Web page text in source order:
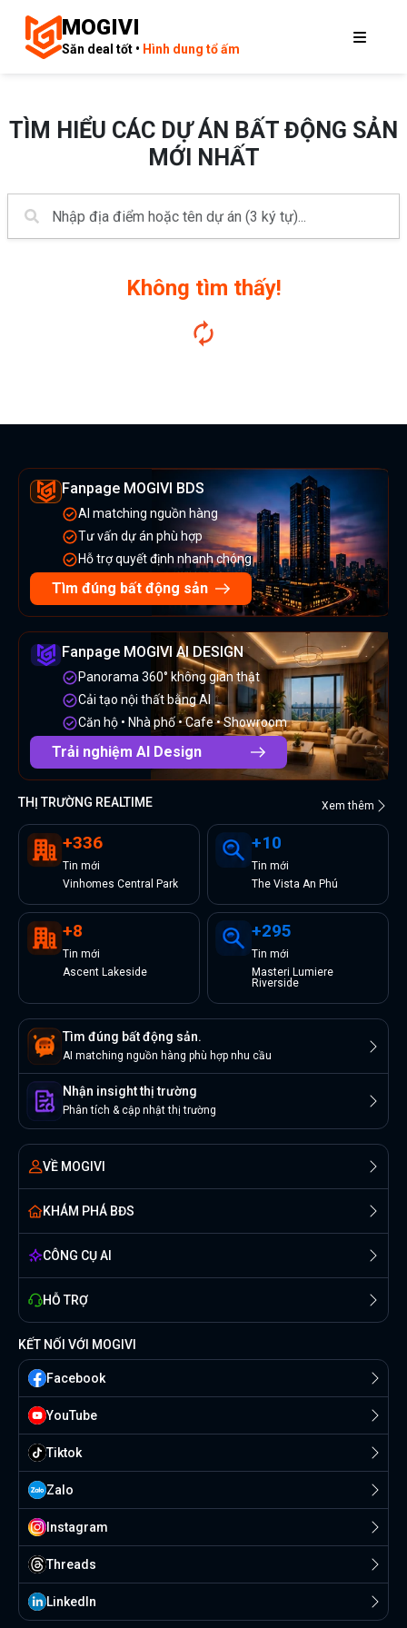
MOGIVI
Săn deal tốt • Hình dung tổ ấm
TÌM HIỂU CÁC DỰ ÁN BẤT ĐỘNG SẢN
MỚI NHẤT
Không tìm thấy!
Fanpage MOGIVI BDS
AI matching nguồn hàng
Tư vấn dự án phù hợp
Hỗ trợ quyết định nhanh chóng
Tìm đúng bất động sản
Fanpage MOGIVI AI DESIGN
Panorama 360° không gian thật
Cải tạo nội thất bằng AI
Căn hộ • Nhà phố • Cafe • Showroom
Trải nghiệm AI Design
THỊ TRƯỜNG REALTIME Xem thêm
+336
Tin mới
Vinhomes Central Park
+10
Tin mới
The Vista An Phú
+8
Tin mới
Ascent Lakeside
+295
Tin mới
Masteri Lumiere
Riverside
Tìm đúng bất động sản.
AI matching nguồn hàng phù hợp nhu cầu
Nhận insight thị trường
Phân tích & cập nhật thị trường
VỀ MOGIVI
KHÁM PHÁ BĐS
CÔNG CỤ AI
HỖ TRỢ
KẾT NỐI VỚI MOGIVI
Facebook
YouTube
Tiktok
Zalo
Instagram
Threads
Linkedln